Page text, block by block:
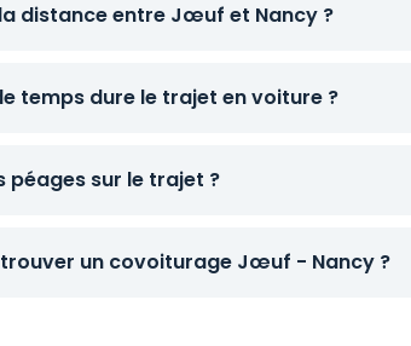
distance entre Jœuf et Nancy ?
temps dure le trajet en voiture ?
péages sur le trajet ?
un covoiturage Jœuf - Nancy ?